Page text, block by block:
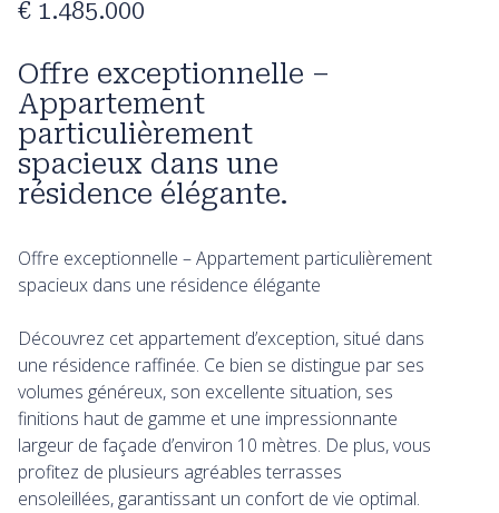
Offre exceptionnelle –
Appartement
particulièrement
spacieux dans une
résidence élégante.
€ 1.485.000
Offre exceptionnelle – Appartement particulièrement
spacieux dans une résidence élégante
Découvrez cet appartement d’exception, situé dans
une résidence raffinée. Ce bien se distingue par ses
volumes généreux, son excellente situation, ses
finitions haut de gamme et une impressionnante
largeur de façade d’environ 10 mètres. De plus, vous
profitez de plusieurs agréables terrasses
ensoleillées, garantissant un confort de vie optimal.